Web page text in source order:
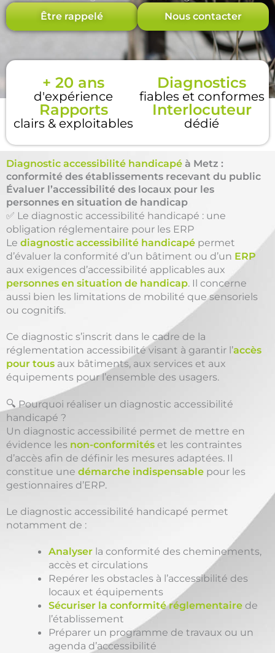
Être rappelé Nous contacter
+ 20 ans
d'expérience
Diagnostics
fiables et conformes
Rapports
clairs & exploitables
Interlocuteur
dédié
Diagnostic accessibilité handicapé à Metz :
conformité des établissements recevant du public
Évaluer l’accessibilité des locaux pour les
personnes en situation de handicap
✅ Le diagnostic accessibilité handicapé : une
obligation réglementaire pour les ERP
Le diagnostic accessibilité handicapé permet
d’évaluer la conformité d’un bâtiment ou d’un ERP
aux exigences d’accessibilité applicables aux
personnes en situation de handicap. Il concerne
aussi bien les limitations de mobilité que sensoriels
ou cognitifs.
Ce diagnostic s’inscrit dans le cadre de la
réglementation accessibilité visant à garantir l’accès
pour tous aux bâtiments, aux services et aux
équipements pour l’ensemble des usagers.
🔍 Pourquoi réaliser un diagnostic accessibilité
handicapé ?
Un diagnostic accessibilité permet de mettre en
évidence les non-conformités et les contraintes
d’accès afin de définir les mesures adaptées. Il
constitue une démarche indispensable pour les
gestionnaires d’ERP.
Le diagnostic accessibilité handicapé permet
notamment de :
Analyser la conformité des cheminements,
accès et circulations
Repérer les obstacles à l’accessibilité des
locaux et équipements
Sécuriser la conformité réglementaire de
l’établissement
Préparer un programme de travaux ou un
agenda d’accessibilité